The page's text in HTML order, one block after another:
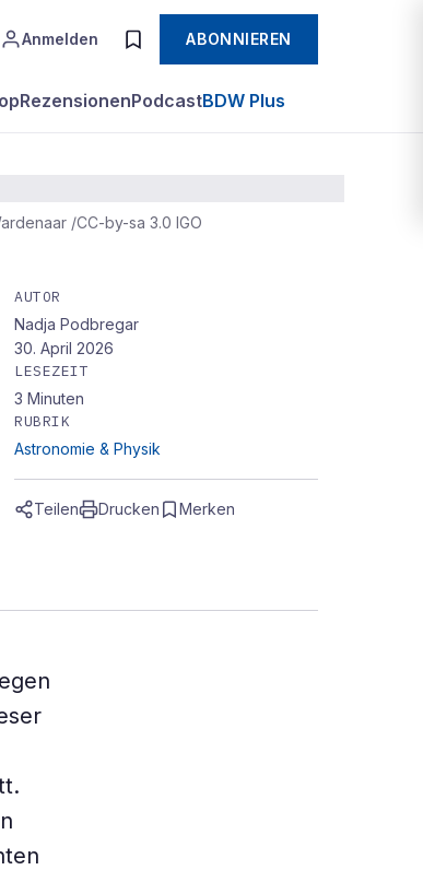
Anmelden ABONNIEREN
RezensionenPodcastBDW Plus
/CC-by-sa 3.0 IGO
AUTOR
Nadja Podbregar
30. April 2026
LESEZEIT
3 Minuten
RUBRIK
Astronomie & Physik
Teilen Drucken Merken